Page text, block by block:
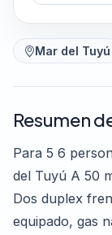
Mar del Tuyú
Resumen
Para 5 6
del Tuyú A 50
Dos duplex
equipado, gas